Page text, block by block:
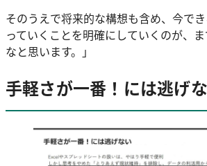
そのうえで将来的な構想も含め、今で
っていくことを明確にしていくのが、
なと思います。」
手軽さが一番！には逃げ